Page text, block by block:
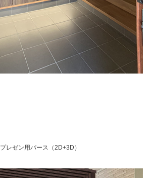
プレゼン用パース（2D+3D）